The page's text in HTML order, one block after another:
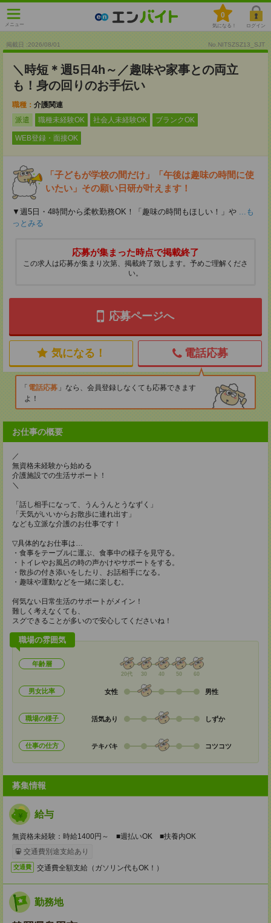
メニュー
0
気になる！ ログイン
掲載日 :2026/08/01 No.NITSZSZ13_SJT
＼時短＊週5日4h～／趣味や家事との両立
も！身の回りのお手伝い
職種： 介護関連
派遣
職種未経験OK 社会人未経験OK ブランクOK
WEB登録・面接OK
「子どもが学校の間だけ」「午後は趣味の時間に使
いたい」その願い日研が叶えます！
▼週5日・4時間から柔軟勤務OK！「趣味の時間もほしい！」や ...も
っとみる
応募が集まった時点で掲載終了
この求人は応募が集まり次第、掲載終了致します。予めご理解くださ
い。
応募ページへ
気になる！ 電話応募
電話応募
なら、会員登録しなくても応募できます
よ！
お仕事の概要
／
無資格未経験から始める
介護施設での生活サポート！
＼
「話し相手になって、うんうんとうなずく」
「天気がいいからお散歩に連れ出す」
なども立派な介護のお仕事です！
▽具体的なお仕事は…
・食事をテーブルに運ぶ、食事中の様子を見守る。
・トイレやお風呂の時の声かけやサポートをする。
・散歩の付き添いをしたり、お話相手になる。
・趣味や運動などを一緒に楽しむ。
何気ない日常生活のサポートがメイン！
難しく考えなくても、
スグできることが多いので安心してくださいね！
職場の雰囲気
年齢層
20代 30 40 50 60
男女比率 女性 男性
職場の様子 活気あり しずか
仕事の仕方 テキパキ コツコツ
募集情報
給与
無資格未経験：時給1400円～ ■週払いOK ■扶養内OK
交通費別途支給あり
交通費 交通費全額支給（ガソリン代もOK！）
勤務地